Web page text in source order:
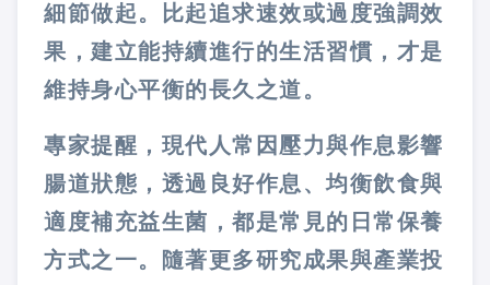
細節做起。比起追求速效或過度強調效
果，建立能持續進行的生活習慣，才是
維持身心平衡的長久之道。
專家提醒，現代人常因壓力與作息影響
腸道狀態，透過良好作息、均衡飲食與
適度補充益生菌，都是常見的日常保養
方式之一。隨著更多研究成果與產業投